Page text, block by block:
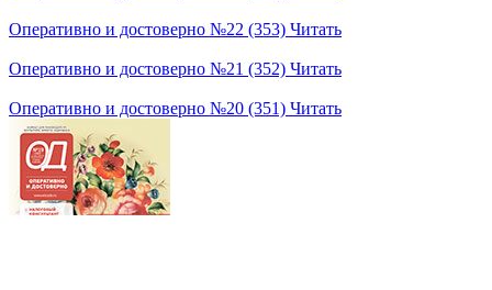
Оперативно и достоверно №22 (353) Читать
Оперативно и достоверно №21 (352) Читать
Оперативно и достоверно №20 (351) Читать